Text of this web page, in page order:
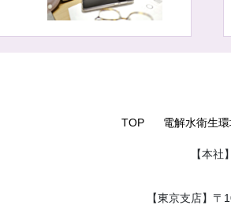
TOP 電解水衛生
【本
【東京支店】